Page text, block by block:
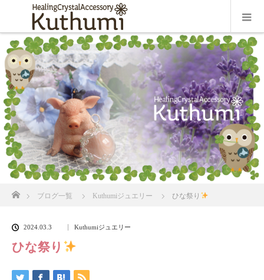
ブログ一覧 Kuthumiジュエリー ひな祭り
2024.03.3 Kuthumiジュエリー
ひな祭り